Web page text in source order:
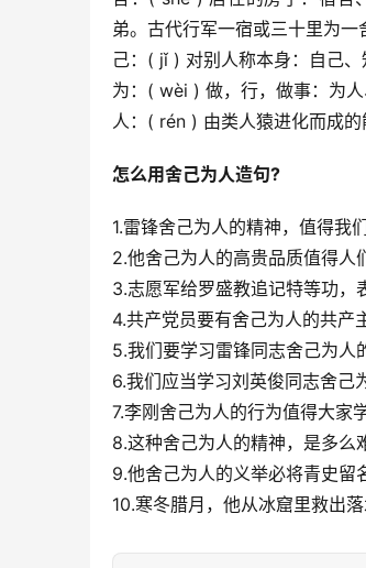
弟。古代行军一宿或三十里为一
己：( jǐ ) 对别人称本身：自己、
为：( wèi ) 做，行，做事：为
人：( rén ) 由类人猿进化而成的
怎么用舍己为人造句?
1.雷锋舍己为人的精神，值得我
2.他舍己为人的高贵品质值得人
3.志愿军给罗盛教追记特等功，
4.共产党员要有舍己为人的共产
5.我们要学习雷锋同志舍己为人
6.我们应当学习刘英俊同志舍己
7.李刚舍己为人的行为值得大家学
8.这种舍己为人的精神，是多么
9.他舍己为人的义举必将青史留
10.寒冬腊月，他从冰窟里救出